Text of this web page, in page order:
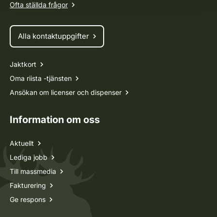
Ofta ställda frågor
Alla kontaktuppgifter
Jaktkort
Oma riista -tjänsten
Ansökan om licenser och dispenser
Information om oss
Aktuellt
Lediga jobb
Till massmedia
Fakturering
Ge respons